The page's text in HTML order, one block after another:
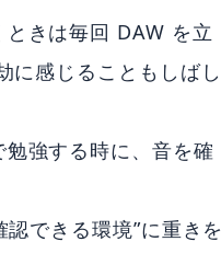
きは毎回 DAW を立
に感じることもしばし
強する時に、音を確
できる環境”に重きを